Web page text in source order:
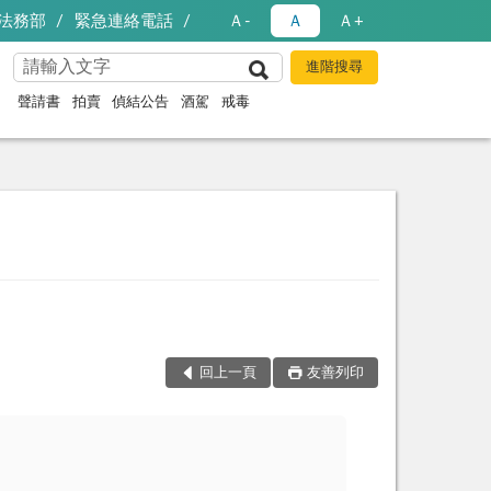
務部 緊急連絡電話 Ａ- Ａ Ａ+
聲請書 拍賣 偵結公告 酒駕 戒毒
回上一頁 友善列印